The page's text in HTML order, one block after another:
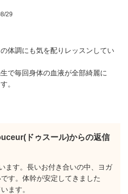
29
体調にも気を配りレッスンしてい
で毎回身体の血液が全部綺麗に
。
ドゥスール)からの返信
ます。長いお付き合いの中、ヨガ
す。体幹が安定してきました
ます。